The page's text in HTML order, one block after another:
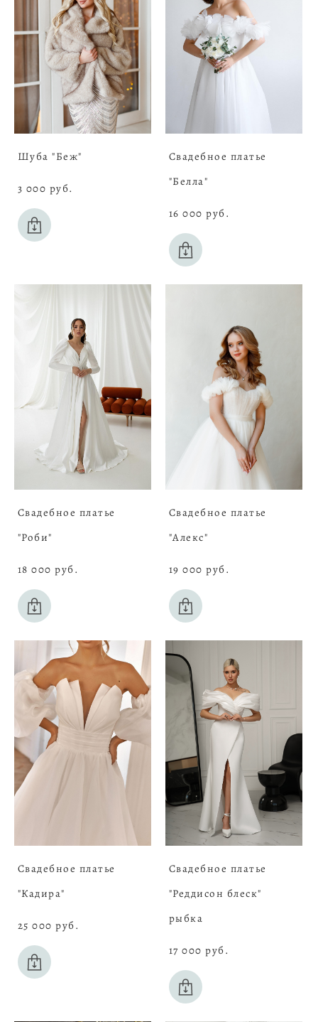
Шуба "Беж"
3 000 pуб.
Свадебное платье
"Белла"
16 000 pуб.
Свадебное платье
"Роби"
18 000 pуб.
Свадебное платье
"Алекс"
19 000 pуб.
Свадебное платье
"Кадира"
25 000 pуб.
Свадебное платье
"Реддисон блеск"
рыбка
17 000 pуб.